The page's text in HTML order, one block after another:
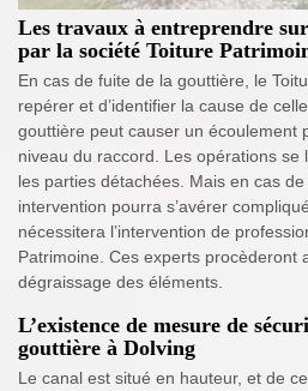
Les travaux à entreprendre
par la société Toiture
En cas de fuite de la gouttière, le
repérer et d’identifier la cause de
gouttière peut causer un écoulement
niveau du raccord. Les opérations
les parties détachées. Mais en cas
intervention pourra s’avérer
nécessitera l’intervention de
Patrimoine. Ces experts procèderont
dégraissage des éléments.
L’existence de mesure de
gouttière à Dolving
Le canal est situé en hauteur, et de